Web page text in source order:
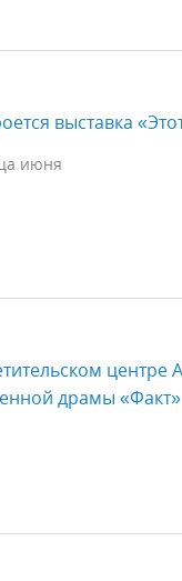
выставка
июня
центре
драмы «Факт»